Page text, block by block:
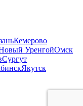
Кемерово
УренгойОмск
Сургут
Якутск